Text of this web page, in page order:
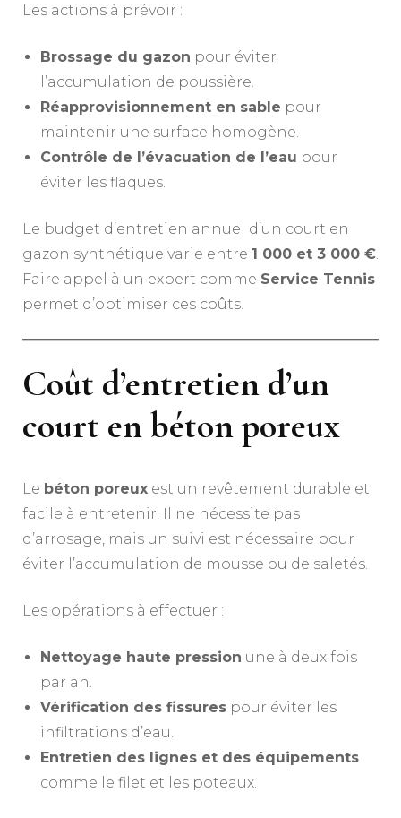
Les actions à prévoir :
Brossage du gazon pour éviter
l’accumulation de poussière.
Réapprovisionnement en sable pour
maintenir une surface homogène.
Contrôle de l’évacuation de l’eau pour
éviter les flaques.
Le budget d’entretien annuel d’un court en
gazon synthétique varie entre 1 000 et 3 000 €
Faire appel à un expert comme Service Tennis
permet d’optimiser ces coûts.
Coût d’entretien d’un
court en béton poreux
Le béton poreux est un revêtement durable et
facile à entretenir. Il ne nécessite pas
d’arrosage, mais un suivi est nécessaire pour
éviter l’accumulation de mousse ou de saletés.
Les opérations à effectuer :
Nettoyage haute pression une à deux fois
par an.
Vérification des fissures pour éviter les
infiltrations d’eau.
Entretien des lignes et des équipements
comme le filet et les poteaux.